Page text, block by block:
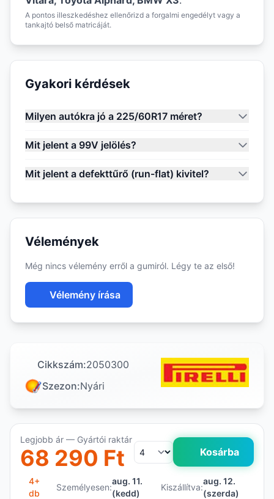
A pontos illeszkedéshez ellenőrizd a forgalmi engedélyt vagy a
tankajtó belső matricáját.
Gyakori kérdések
Milyen autókra jó a 225/60R17 méret?
Mit jelent a 99V jelölés?
Mit jelent a defekttűrő (run-flat) kivitel?
Vélemények
Még nincs vélemény erről a gumiról. Légy te az első!
Vélemény írása
Cikkszám:2050300
Szezon:Nyári
Legjobb ár — Gyártói raktár
68 290 Ft Kosárba
4+
db
Személyesen:
aug. 11.
(kedd)
Kiszállítva:
aug. 12.
(szerda)